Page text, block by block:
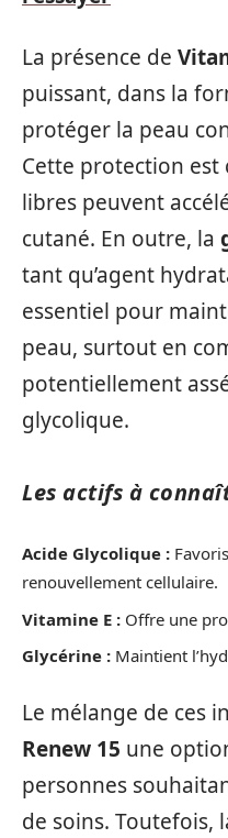
La présence de
puissant, dans la
protéger la peau
Cette protection est
libres peuvent
cutané. En outre, la
tant qu’agent
essentiel pour
peau, surtout en
potentiellement
glycolique.
Les actifs à
Acide Glycolique :
renouvellement cellulaire.
Vitamine E : Offre une
Glycérine : Maintient
Le mélange de ces
Renew 15 une
personnes
de soins.